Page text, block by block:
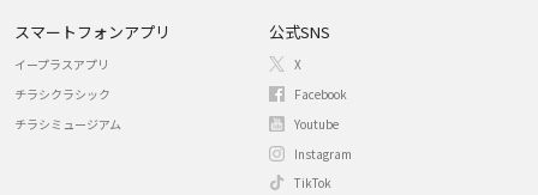
スマートフォンアプリ
イープラスアプリ
チラシクラシック
チラシミュージアム
公式SNS
X
Facebook
Youtube
Instagram
TikTok